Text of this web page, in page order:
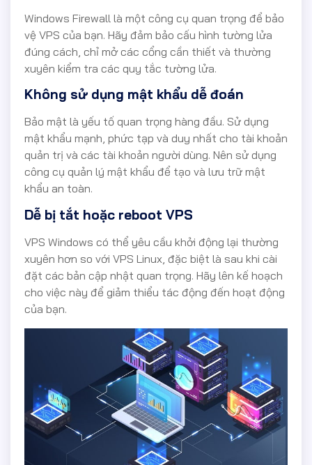
Windows Firewall là một công cụ quan trọng để bảo
vệ VPS của bạn. Hãy đảm bảo cấu hình tường lửa
đúng cách, chỉ mở các cổng cần thiết và thường
xuyên kiểm tra các quy tắc tường lửa.
Không sử dụng mật khẩu dễ đoán
Bảo mật là yếu tố quan trọng hàng đầu. Sử dụng
mật khẩu mạnh, phức tạp và duy nhất cho tài khoản
quản trị và các tài khoản người dùng. Nên sử dụng
công cụ quản lý mật khẩu để tạo và lưu trữ mật
khẩu an toàn.
Dễ bị tắt hoặc reboot VPS
VPS Windows có thể yêu cầu khởi động lại thường
xuyên hơn so với VPS Linux, đặc biệt là sau khi cài
đặt các bản cập nhật quan trọng. Hãy lên kế hoạch
cho việc này để giảm thiểu tác động đến hoạt động
của bạn.